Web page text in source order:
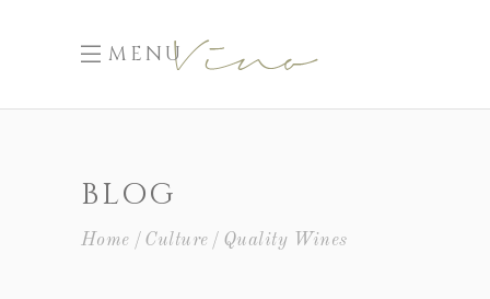
MENU
BLOG
Home Culture Quality Wines